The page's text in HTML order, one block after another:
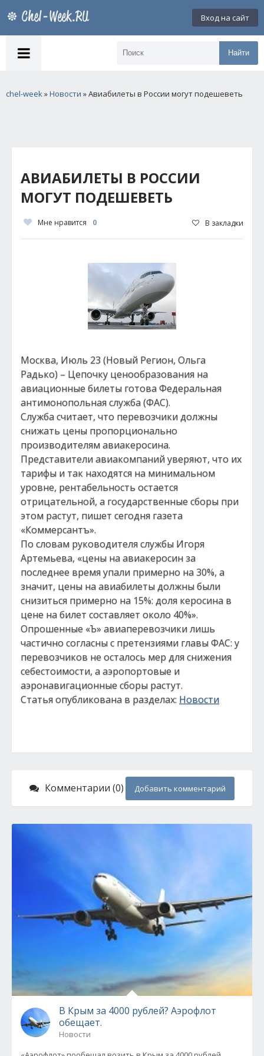
Вход на сайт
Найти
chel-week»Новости » Авиабилеты в России могут подешеветь
АВИАБИЛЕТЫ В РОССИИ
МОГУТ ПОДЕШЕВЕТЬ
Мне нравится 0 В закладки
Москва, Июль 23 (Новый Регион, Ольга
Радько) – Цепочку ценообразования на
авиационные билеты готова Федеральная
антимонопольная служба (ФАС).
Служба считает, что перевозчики должны
снижать цены пропорционально
производителям авиакеросина.
Представители авиакомпаний уверяют, что их
тарифы и так находятся на минимальном
уровне, рентабельность остается
отрицательной, а государственные сборы при
этом растут, пишет сегодня газета
«Коммерсантъ».
По словам руководителя службы Игоря
Артемьева, «цены на авиакеросин за
последнее время упали примерно на 30%, а
значит, цены на авиабилеты должны были
снизиться примерно на 15%: доля керосина в
цене на билет составляет около 40%».
Опрошенные «Ъ» авиаперевозчики лишь
частично согласны с претензиями главы ФАС: у
перевозчиков не осталось мер для снижения
себестоимости, а аэропортовые и
аэронавигационные сборы растут.
Статья опубликована в разделах: Новости
Комментарии (0) Добавить комментарий
В Крым за 4000 рублей? Аэрофлот
обещает.
Новости